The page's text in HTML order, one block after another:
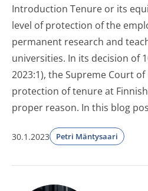
Introduction Tenure or its
level of protection of the
permanent research and
universities. In its decision of
2023:1), the Supreme Court
protection of tenure at
proper reason. In this blog
30.1.2023 Petri Mäntysaari